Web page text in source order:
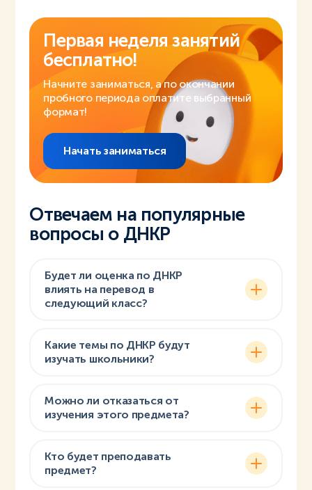
Первая неделя занятий
бесплатно!
Начните заниматься, а по окончании
пробного периода оплатите выбранный
формат!
Начать заниматься
Отвечаем на популярные
вопросы о ДНКР
Будет ли оценка по ДНКР
влиять на перевод в
следующий класс?
Какие темы по ДНКР будут
изучать школьники?
Можно ли отказаться от
изучения этого предмета?
Кто будет преподавать
предмет?